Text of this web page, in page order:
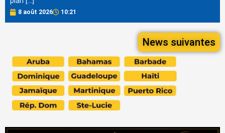
8 août 2026 10:21
News suivantes